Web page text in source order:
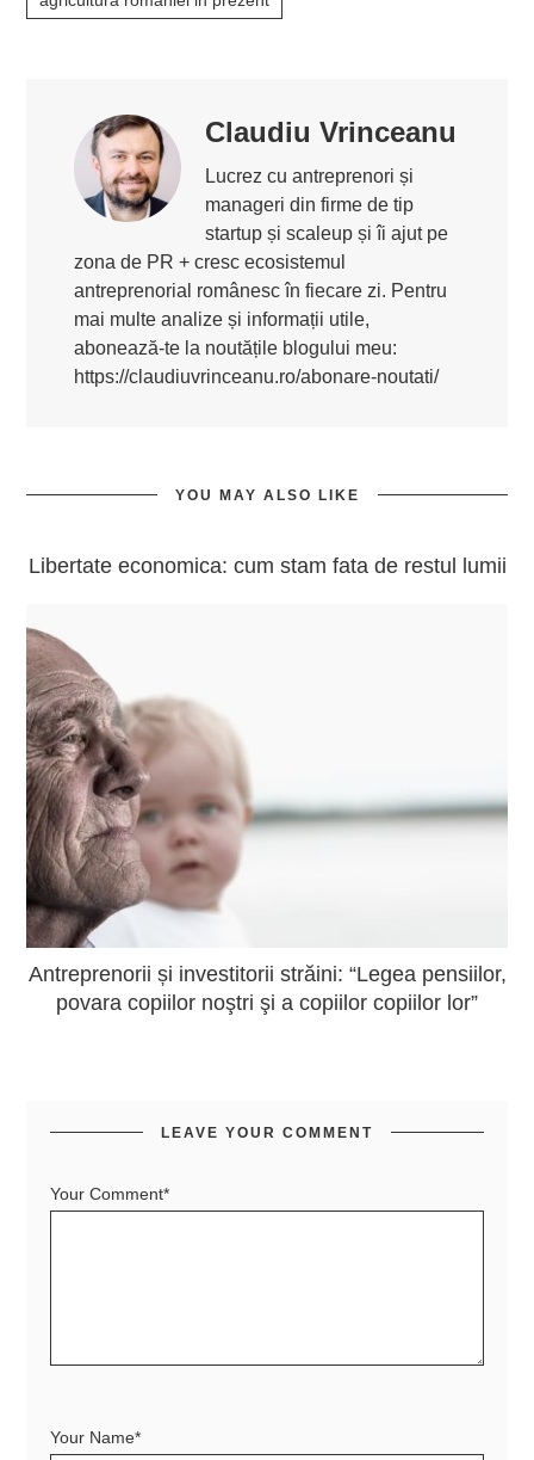
Claudiu Vrinceanu
Lucrez cu antreprenori și
manageri din firme de tip
startup și scaleup și îi ajut pe
zona de PR + cresc ecosistemul
antreprenorial românesc în fiecare zi. Pentru
mai multe analize și informații utile,
abonează-te la noutățile blogului meu:
https://claudiuvrinceanu.ro/abonare-noutati/
YOU MAY ALSO LIKE
Libertate economica: cum stam fata de restul lumii
Antreprenorii și investitorii străini: “Legea pensiilor,
povara copiilor noştri şi a copiilor copiilor lor”
LEAVE YOUR COMMENT
Your Comment*
Your Name*